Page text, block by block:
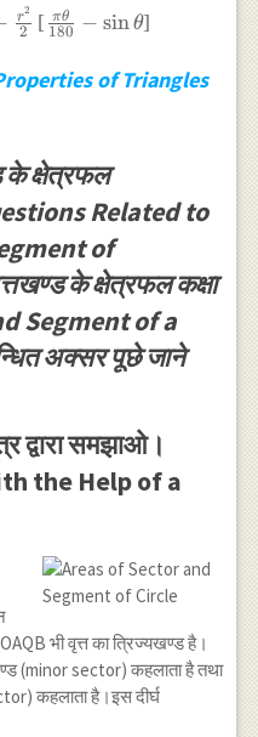
2
r2 [ 180
πθ − sinθ]
of Triangles
क्षेत्रफल
Related to
of
के क्षेत्रफल कक्षा
Segment of a
अक्सर पूछे जाने
द्वारा समझाओ।
the Help of a
भी वृत्त का त्रिज्यखण्ड है।
(minor sector) कहलाता है तथा
कहलाता है।इस दीर्घ